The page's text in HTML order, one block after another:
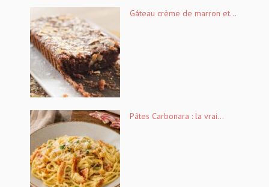
Gâteau crème de marron et...
Pâtes Carbonara : la vrai...